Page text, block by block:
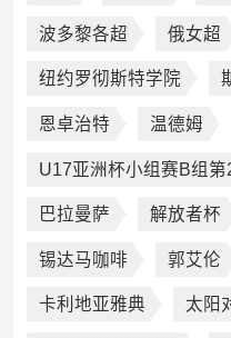
波多黎各超 俄女超
纽约罗彻斯特学院
恩卓治特 温德姆
U17亚洲杯小组赛B组第
巴拉曼萨 解放者杯
锡达马咖啡 郭艾伦
卡利地亚雅典 太阳